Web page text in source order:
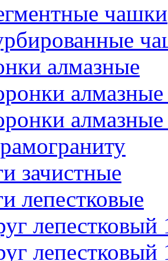
чашки
алмазные
зачистные
лепестковые